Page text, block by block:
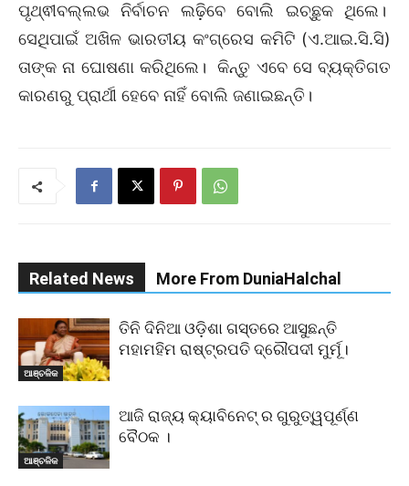
ପୃଥ୍ଵୀବଲ୍ଲଭ ନିର୍ବାଚନ ଲଢ଼ିବେ ବୋଲି ଇଚ୍ଛୁକ ଥିଲେ।
ସେଥିପାଇଁ ଅଖିଳ ଭାରତୀୟ କଂଗ୍ରେସ କମିଟି (ଏ.ଆଇ.ସି.ସି)
ତାଙ୍କ ନା ଘୋଷଣା କରିଥିଲେ। କିନ୍ତୁ ଏବେ ସେ ବ୍ୟକ୍ତିଗତ
କାରଣରୁ ପ୍ରାର୍ଥୀ ହେବେ ନାହିଁ ବୋଲି ଜଣାଇଛନ୍ତି।
Related News More From DuniaHalchal
ଆଞ୍ଚଳିକ
ତିନି ଦିନିଆ ଓଡ଼ିଶା ଗସ୍ତରେ ଆସୁଛନ୍ତି
ମହାମହିମ ରାଷ୍ଟ୍ରପତି ଦ୍ରୌପଦୀ ମୁର୍ମୂ।
ଆଞ୍ଚଳିକ
ଆଜି ରାଜ୍ୟ କ୍ୟାବିନେଟ୍ ର ଗୁରୁତ୍ୱପୂର୍ଣ୍ଣ
ବୈଠକ ।